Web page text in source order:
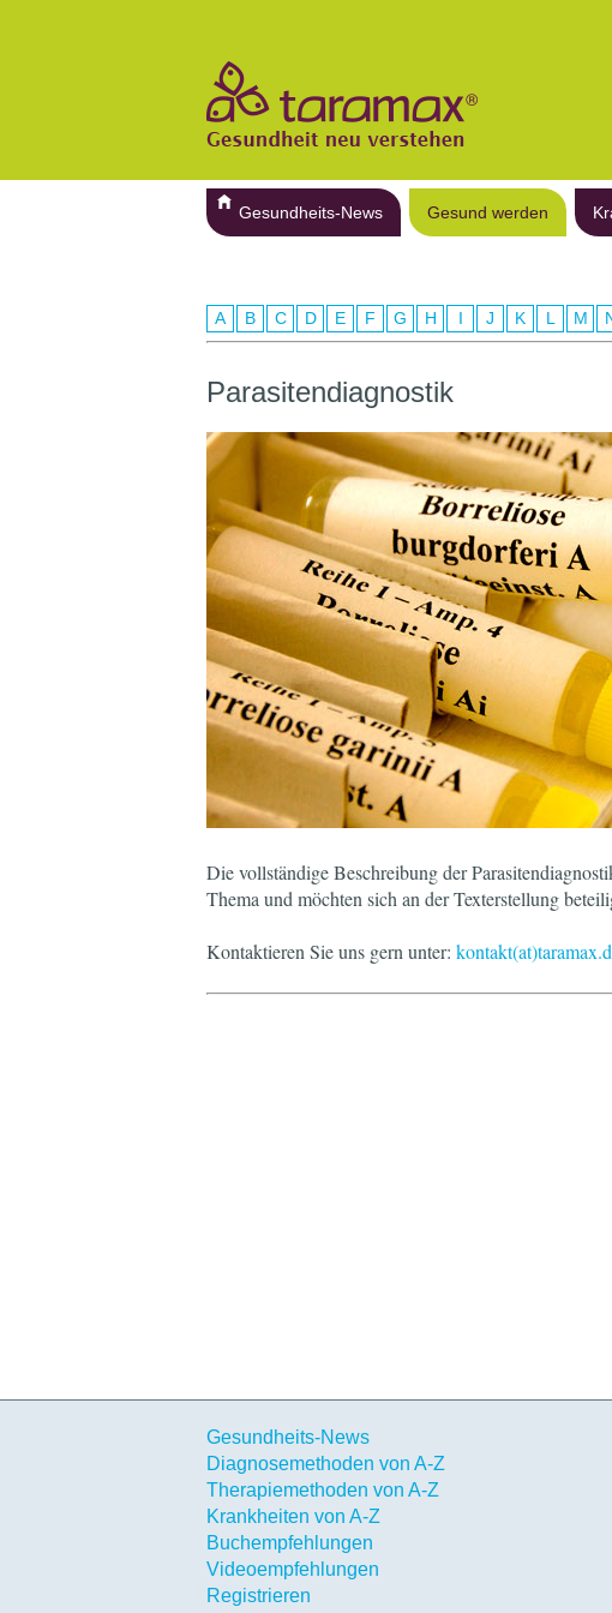
Gesundheits-News Gesund werden
A B C D E F G H I J K L M
Parasitendiagnostik
Die vollständige Beschreibung der
Thema und möchten sich an der Texterstellung
Kontaktieren Sie uns gern unter:
Gesundheits-News
Diagnosemethoden von A-Z
Therapiemethoden von A-Z
Krankheiten von A-Z
Buchempfehlungen
Videoempfehlungen
Registrieren